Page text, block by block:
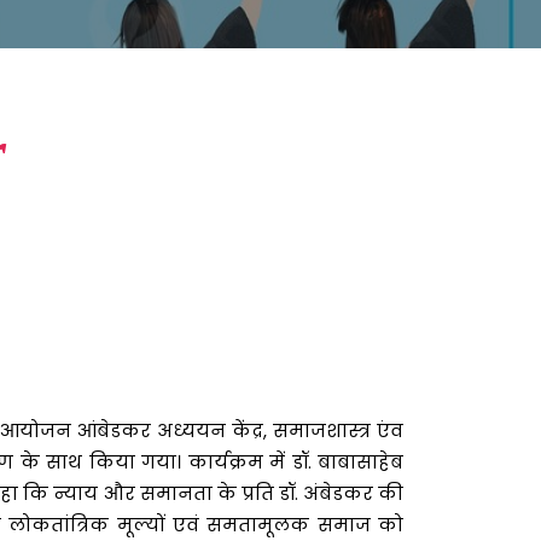
आयोजन आंबेडकर अध्ययन केंद्र, समाजशास्त्र एंव
साथ किया गया। कार्यक्रम में डॉ. बाबासाहेब
कि न्याय और समानता के प्रति डॉ. अंबेडकर की
और लोकतांत्रिक मूल्यों एवं समतामूलक समाज को